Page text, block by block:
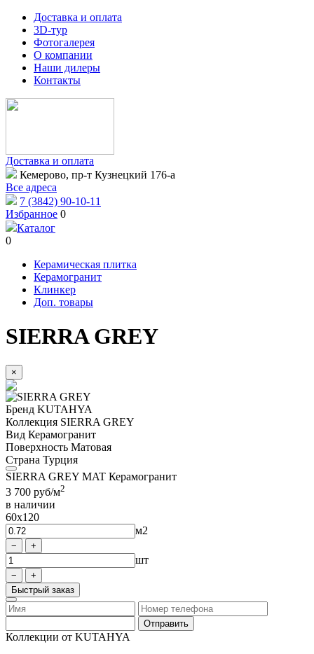
Доставка и оплата
3D-тур
Фотогалерея
О компании
Наши дилеры
Контакты
Доставка и оплата
Кемерово, пр-т Кузнецкий 176-а
Все адреса
7 (3842) 90-10-11
Избранное 0
Каталог
0
Керамическая плитка
Керамогранит
Клинкер
Доп. товары
SIERRA GREY
×
Бренд KUTAHYA
Коллекция SIERRA GREY
Вид Керамогранит
Поверхность Матовая
Страна Турция
SIERRA GREY MAT Керамогранит
3 700 руб/м2
в наличии
60x120
м2
шт
Быстрый заказ
Коллекции от KUTAHYA